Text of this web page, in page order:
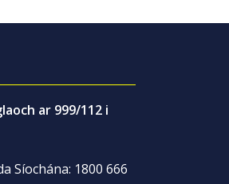
ar 999/112 i
Síochána: 1800 666